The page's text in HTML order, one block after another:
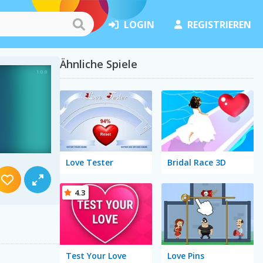
LOGIN REGISTRIEREN
Ähnliche Spiele
Love Tester Bridal Race 3D
Test Your Love
4.3
Love Pins